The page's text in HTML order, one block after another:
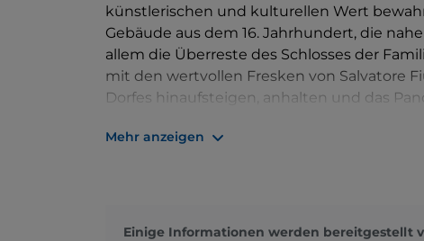
künstlerischen und kulturellen Wert
Gebäude aus dem 16. Jahrhundert, die
allem die Überreste des Schlosses der
mit den wertvollen Fresken von Salvatore
Dorfes hinaufsteigen, anhalten und das
Mehr anzeigen
Einige Informationen werden bereitgestellt